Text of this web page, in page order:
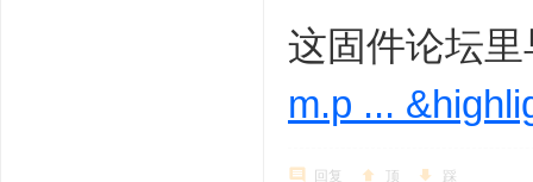
这固件论坛
m.p ...
回复 顶 踩